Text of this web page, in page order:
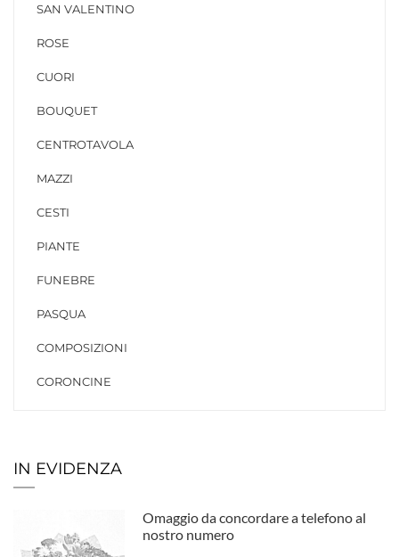
SAN VALENTINO
ROSE
CUORI
BOUQUET
CENTROTAVOLA
MAZZI
CESTI
PIANTE
FUNEBRE
PASQUA
COMPOSIZIONI
CORONCINE
IN EVIDENZA
Omaggio da concordare a telefono al
nostro numero